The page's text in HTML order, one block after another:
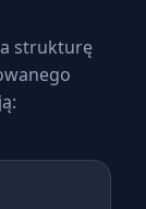
strukturę